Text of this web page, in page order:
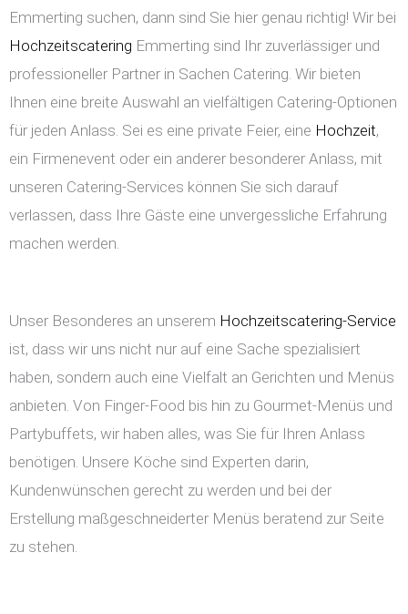
Emmerting suchen, dann sind Sie hier genau richtig! Wir bei
Hochzeitscatering Emmerting sind Ihr zuverlässiger und
professioneller Partner in Sachen Catering. Wir bieten
Ihnen eine breite Auswahl an vielfältigen Catering-Optionen
für jeden Anlass. Sei es eine private Feier, eine Hochzeit,
ein Firmenevent oder ein anderer besonderer Anlass, mit
unseren Catering-Services können Sie sich darauf
verlassen, dass Ihre Gäste eine unvergessliche Erfahrung
machen werden.
Unser Besonderes an unserem Hochzeitscatering-Service
ist, dass wir uns nicht nur auf eine Sache spezialisiert
haben, sondern auch eine Vielfalt an Gerichten und Menüs
anbieten. Von Finger-Food bis hin zu Gourmet-Menüs und
Partybuffets, wir haben alles, was Sie für Ihren Anlass
benötigen. Unsere Köche sind Experten darin,
Kundenwünschen gerecht zu werden und bei der
Erstellung maßgeschneiderter Menüs beratend zur Seite
zu stehen.